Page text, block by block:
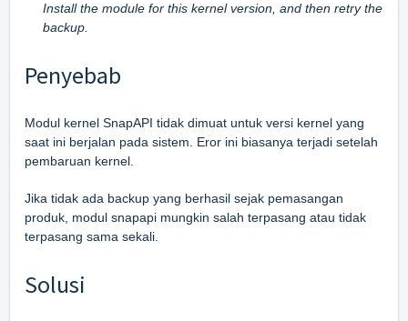
Install the module for this kernel version, and then retry the
backup.
Penyebab
Modul kernel SnapAPI tidak dimuat untuk versi kernel yang
saat ini berjalan pada sistem. Eror ini biasanya terjadi setelah
pembaruan kernel.
Jika tidak ada backup yang berhasil sejak pemasangan
produk, modul snapapi mungkin salah terpasang atau tidak
terpasang sama sekali.
Solusi